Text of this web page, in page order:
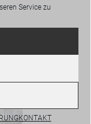
Service zu
KONTAKT